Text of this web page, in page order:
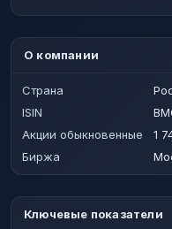
О компании
Страна
ISIN
Акции обыкновенные
1
Биржа
Ключевые показатели